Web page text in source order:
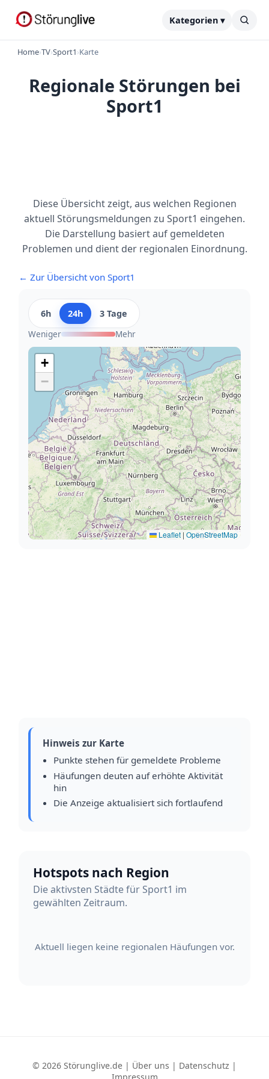
Kategorien ▾
Home›TV›Sport1›Karte
Regionale Störungen bei
Sport1
Diese Übersicht zeigt, aus welchen Regionen
aktuell Störungsmeldungen zu Sport1 eingehen.
Die Darstellung basiert auf gemeldeten
Problemen und dient der regionalen Einordnung.
← Zur Übersicht von Sport1
6h 24h
3 Tage
Weniger
Mehr
+
−
Leaflet | OpenStreetMap
Hinweis zur Karte
Punkte stehen für gemeldete Probleme
Häufungen deuten auf erhöhte Aktivität
hin
Die Anzeige aktualisiert sich fortlaufend
Hotspots nach Region
Die aktivsten Städte für Sport1 im
gewählten Zeitraum.
Aktuell liegen keine regionalen Häufungen vor.
© 2026 Störunglive.de | Über uns | Datenschutz |